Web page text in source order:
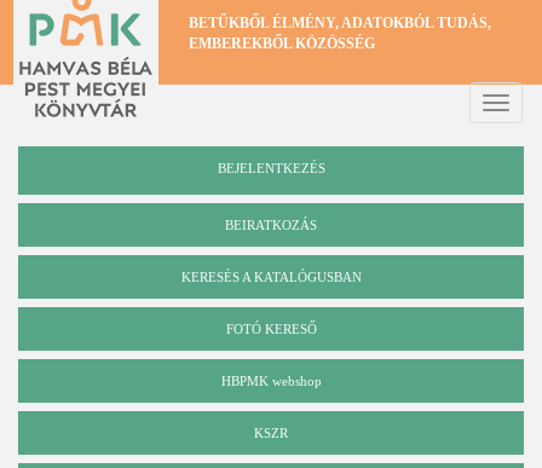
Ugrás
tartalomra
BETŰKBŐL ÉLMÉNY, ADATOKBÓL TUDÁS,
EMBEREKBŐL KÖZÖSSÉG
Toggle
BEJELENTKEZÉS
BEIRATKOZÁS
Katalógus
KERESÉS A KATALÓGUSBAN
FOTÓ KERESŐ
HBPMK webshop
KSZR